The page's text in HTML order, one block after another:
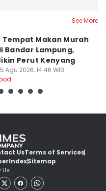
See More
Tempat Makan Murah
Bandar Lampung,
Perut Kenyang
Agu 2026, 14:46 WIB
UsTerms of Services
IndexSitemap
Us